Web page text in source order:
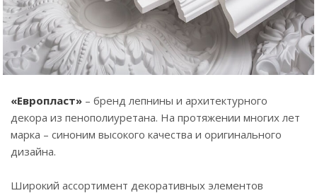
«Европласт» – бренд лепнины и архитектурного
декора из пенополиуретана. На протяжении многих лет
марка – cиноним высокого качества и оригинального
дизайна.
Широкий ассортимент декоративных элементов